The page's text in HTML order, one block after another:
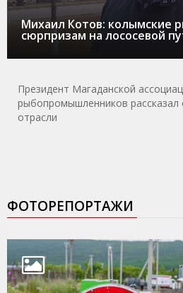
Михаил Котов: колымские
сюрпризам на лососевой
Президент Магаданской
рыбопромышленников рассказал
отрасли
ФОТОРЕПОРТАЖИ